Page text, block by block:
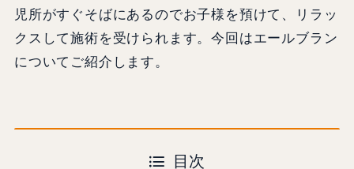
児所がすぐそばにあるのでお子様を預けて、リラッ
クスして施術を受けられます。今回はエールブラン
についてご紹介します。
目次